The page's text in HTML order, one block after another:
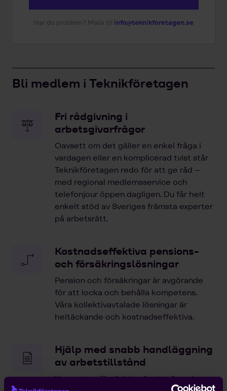
Har du problem? Maila till info@teknikforetagen.se
Bli medlem i Teknikföretagen
Fri rådgivning i
arbetsgivarfrågor
Oavsett om det gäller en enkel fråga i
vardagen eller en komplicerad tvist står
Teknikföretagen redo för att ge råd –
med regional medlemsservice och
telefonjour öppen dagligen. Du får helt
enkelt stöd av Sveriges främsta experter
på arbetsrätt.
Kostnadseffektiva pensions-
och försäkringslösningar
Pension och försäkringar är avgörande
för att locka och behålla kompetens.
Våra kollektivavtalade lösningar är
heltäckande och kostnadseffektiva.
Hjälp med snabb handläggning
av arbetstillstånd
Kompetensförsörjning är ett växande